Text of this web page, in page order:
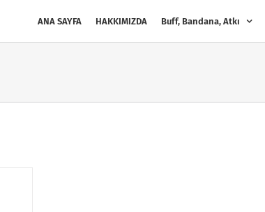
ANA SAYFA HAKKIMIZDA Buff, Bandana, Atkı